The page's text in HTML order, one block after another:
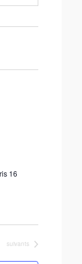
16
Évènements
suivants